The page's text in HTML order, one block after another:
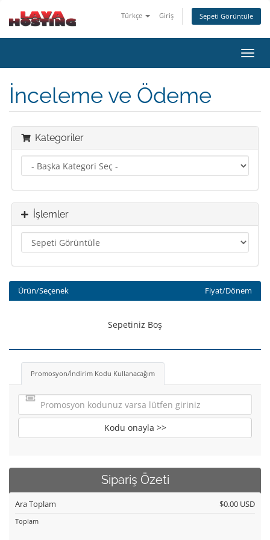
Türkçe Giriş Sepeti Görüntüle
İnceleme ve Ödeme
Kategoriler
İşlemler
Ürün/Seçenek Fiyat/Dönem
Sepetiniz Boş
Promosyon/İndirim Kodu Kullanacağım
Kodu onayla >>
Sipariş Özeti
Ara Toplam $0.00 USD
Toplam